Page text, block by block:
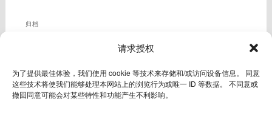
请求授权
为了提供最佳体验，我们使用 cookie 等技术来存储和/或访问设备信息。 同意
这些技术将使我们能够处理本网站上的浏览行为或唯一 ID 等数据。 不同意或
撤回同意可能会对某些特性和功能产生不利影响。
归档
登录
条目 feed